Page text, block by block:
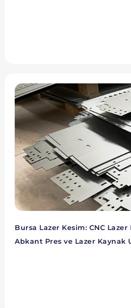
Bursa Lazer Kesim: CNC
Abkant Pres ve Lazer Kaynak